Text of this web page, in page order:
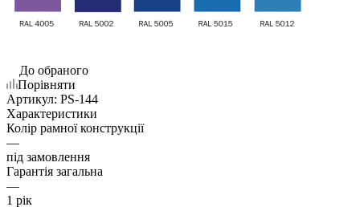
До обраного
Порівняти
Артикул: PS-144
Характеристики
Колір рамної конструкції
—
під замовлення
Гарантія загальна
—
1 рік